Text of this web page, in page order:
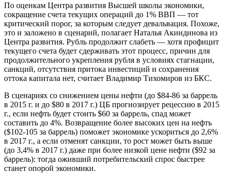
По оценкам Центра развития Высшей школы экономики,
сокращение счета текущих операций до 1% ВВП — тот
критический порог, за которым следует девальвация. Похоже,
это и заложено в сценарий, полагает Наталья Акиндинова из
Центра развития. Рубль продолжит слабеть — хотя профицит
текущего счета будет сдерживать этот процесс, причин для
продолжительного укрепления рубля в условиях стагнации,
санкций, отсутствия притока инвестиций и сохранения
оттока капитала нет, считает Владимир Тихомиров из БКС.
В сценариях со снижением цены нефти (до $84-86 за баррель
в 2015 г. и до $80 в 2017 г.) ЦБ прогнозирует рецессию в 2015
г., если нефть будет стоить $60 за баррель, спад может
составить до 4%. Возвра­щение более высоких цен на нефть
($102-105 за баррель) поможет экономике ускориться до 2,6%
в 2017 г., а если отменят санкции, то рост может быть выше
(до 3,4% в 2017 г.) даже при более низкой цене нефти ($92 за
баррель): тогда оживший потребительский спрос быстрее
станет опорой экономики.